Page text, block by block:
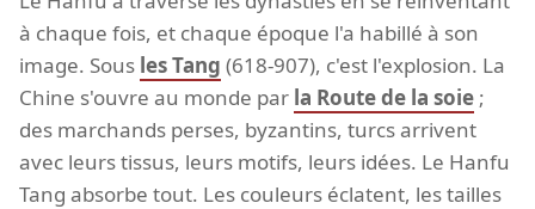
à chaque fois, et chaque époque l'a habillé à son
image. Sous les Tang (618-907), c'est l'explosion. La
Chine s'ouvre au monde par la Route de la soie ;
des marchands perses, byzantins, turcs arrivent
avec leurs tissus, leurs motifs, leurs idées. Le Hanfu
Tang absorbe tout. Les couleurs éclatent, les tailles